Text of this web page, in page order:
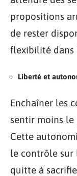
propositions
de rester
flexibilité dans
Liberté et
Enchaîner les
sentir moins le
Cette
le contrôle sur
quitte à